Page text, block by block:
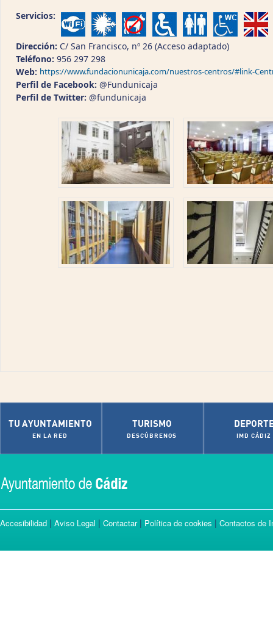
Servicios:
Dirección: C/ San Francisco, nº 26 (Acceso adaptado)
Teléfono: 956 297 298
Web: https://www.fundacionunicaja.com/nuestros-centros/#link-
Perfil de Facebook: @Fundunicaja
Perfil de Twitter: @fundunicaja
TU AYUNTAMIENTO
EN LA RED
TURISMO
DESCÚBRENOS IMD CÁDIZ
Accesibilidad | Aviso Legal | Contactar| Política de cookies | Contactos de